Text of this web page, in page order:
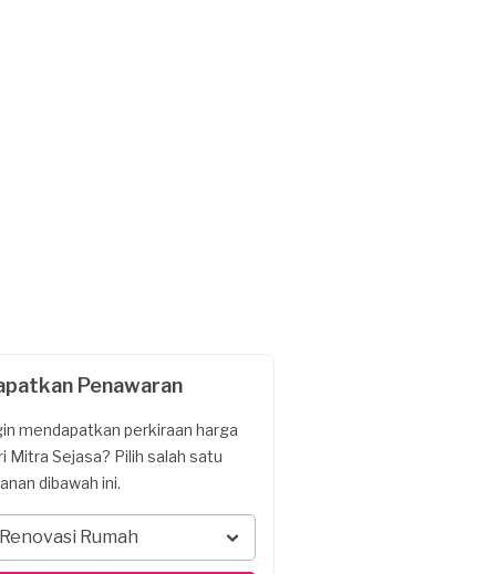
Penawaran
mendapatkan perkiraan harga
Mitra Sejasa? Pilih salah satu
dibawah ini.
Renovasi Rumah